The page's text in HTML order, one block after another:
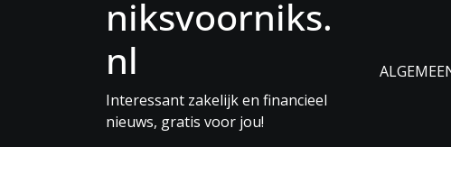
niksvoorniks.
nl
Interessant zakelijk en financieel
nieuws, gratis voor jou!